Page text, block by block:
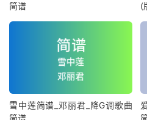
简谱
(
雪中莲简谱_邓丽君_降G调歌曲